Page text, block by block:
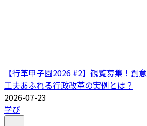
【行革甲子園2026 #2】観覧募集！創意
工夫あふれる行政改革の実例とは？
2026-07-23
学び